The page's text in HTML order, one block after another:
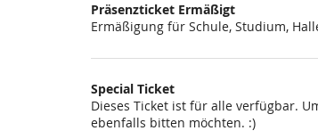
Präsenzticket Ermäßigt
Ermäßigung für Schule, Studium,
Special Ticket
Dieses Ticket ist für alle verfügbar.
ebenfalls bitten möchten. :)